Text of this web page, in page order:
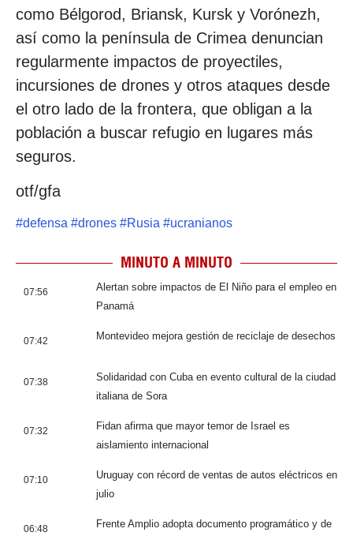
como Bélgorod, Briansk, Kursk y Vorónezh,
así como la península de Crimea denuncian
regularmente impactos de proyectiles,
incursiones de drones y otros ataques desde
el otro lado de la frontera, que obligan a la
población a buscar refugio en lugares más
seguros.
otf/gfa
#defensa #drones #Rusia #ucranianos
MINUTO A MINUTO
07:56
Alertan sobre impactos de El Niño para el empleo en
Panamá
07:42 Montevideo mejora gestión de reciclaje de desechos
07:38
Solidaridad con Cuba en evento cultural de la ciudad
italiana de Sora
07:32
Fidan afirma que mayor temor de Israel es
aislamiento internacional
07:10
Uruguay con récord de ventas de autos eléctricos en
julio
06:48
Frente Amplio adopta documento programático y de